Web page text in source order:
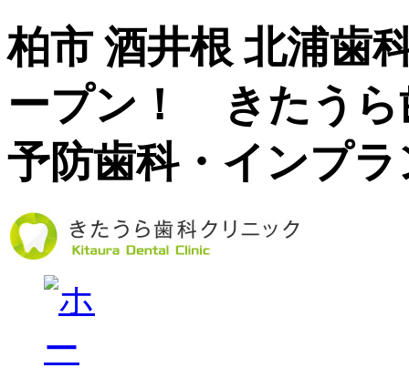
柏市 酒井根 北浦歯
ープン！ きたう
予防歯科・インプラ